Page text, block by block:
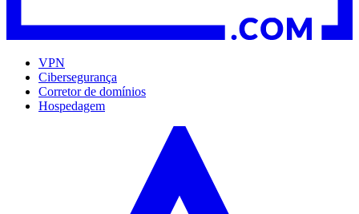
VPN
Cibersegurança
Corretor de domínios
Hospedagem